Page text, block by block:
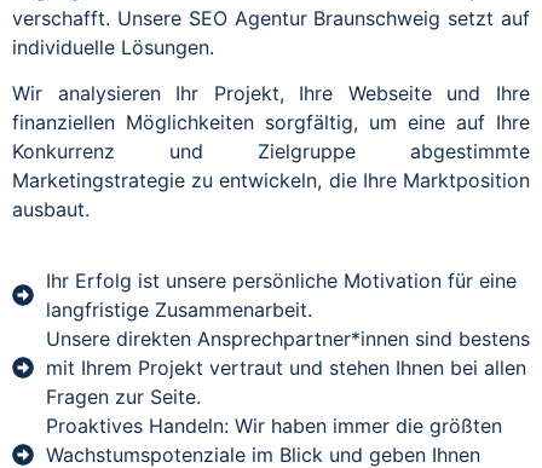
verschafft. Unsere SEO Agentur Braunschweig setzt auf
individuelle Lösungen.
Wir analysieren Ihr Projekt, Ihre Webseite und Ihre
finanziellen Möglichkeiten sorgfältig, um eine auf Ihre
Konkurrenz und Zielgruppe abgestimmte
Marketingstrategie zu entwickeln, die Ihre Marktposition
ausbaut.
Ihr Erfolg ist unsere persönliche Motivation für eine
langfristige Zusammenarbeit.
Unsere direkten Ansprechpartner*innen sind bestens
mit Ihrem Projekt vertraut und stehen Ihnen bei allen
Fragen zur Seite.
Proaktives Handeln: Wir haben immer die größten
Wachstumspotenziale im Blick und geben Ihnen